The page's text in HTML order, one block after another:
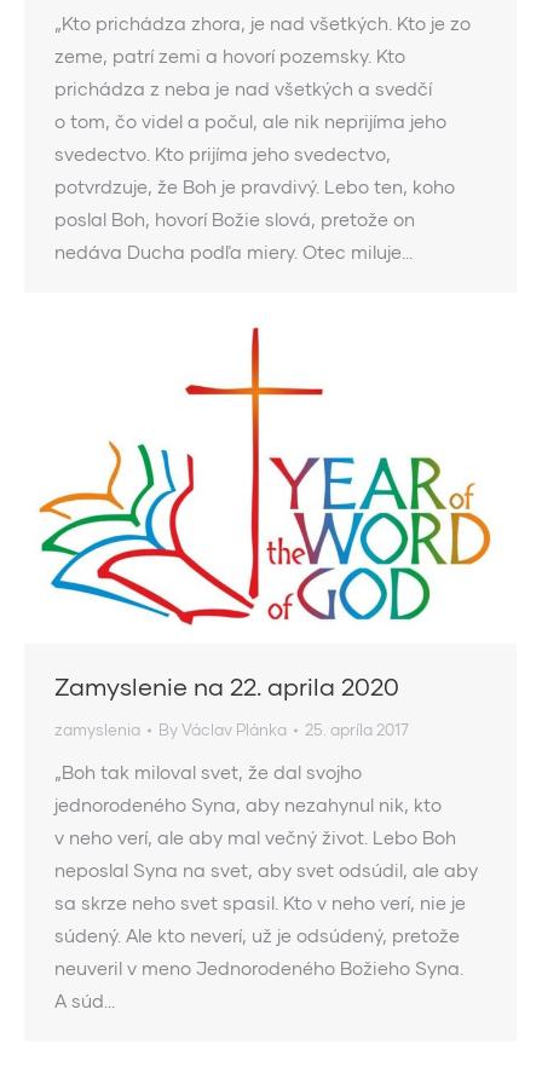
„Kto prichádza zhora, je nad všetkých. Kto je zo
zeme, patrí zemi a hovorí pozemsky. Kto
prichádza z neba je nad všetkých a svedčí
o tom, čo videl a počul, ale nik neprijíma jeho
svedectvo. Kto prijíma jeho svedectvo,
potvrdzuje, že Boh je pravdivý. Lebo ten, koho
poslal Boh, hovorí Božie slová, pretože on
nedáva Ducha podľa miery. Otec miluje…
Zamyslenie na 22. aprila 2020
zamyslenia ByVáclav Plánka 25. apríla 2017
„Boh tak miloval svet, že dal svojho
jednorodeného Syna, aby nezahynul nik, kto
v neho verí, ale aby mal večný život. Lebo Boh
neposlal Syna na svet, aby svet odsúdil, ale aby
sa skrze neho svet spasil. Kto v neho verí, nie je
súdený. Ale kto neverí, už je odsúdený, pretože
neuveril v meno Jednorodeného Božieho Syna.
A súd…